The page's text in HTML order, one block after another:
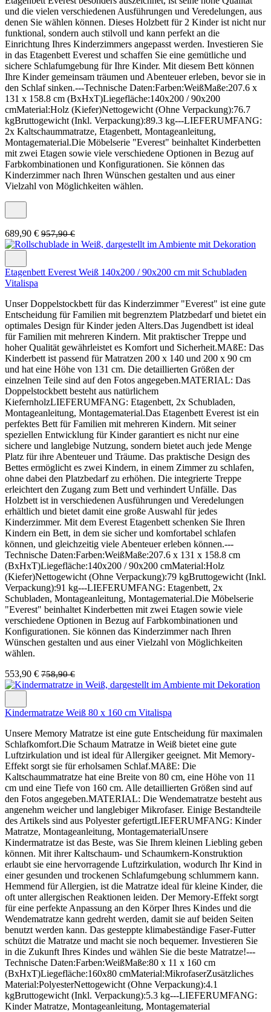
und die vielen verschiedenen Ausführungen und Veredelungen, aus
denen Sie wählen können. Dieses Holzbett für 2 Kinder ist nicht nur
funktional, sondern auch stilvoll und kann perfekt an die
Einrichtung Ihres Kinderzimmers angepasst werden. Investieren Sie
in das Etagenbett Everest und schaffen Sie eine gemütliche und
sichere Schlafumgebung für Ihre Kinder. Mit diesem Bett können
Ihre Kinder gemeinsam träumen und Abenteuer erleben, bevor sie in
den Schlaf sinken.---Technische Daten:Farben:WeißMaße:207.6 x
131 x 158.8 cm (BxHxT)Liegefläche:140x200 / 90x200
cmMaterial:Holz (Kiefer)Nettogewicht (Ohne Verpackung):76.7
kgBruttogewicht (Inkl. Verpackung):89.3 kg---LIEFERUMFANG:
2x Kaltschaummatratze, Etagenbett, Montageanleitung,
Montagematerial.Die Möbelserie "Everest" beinhaltet Kinderbetten
mit zwei Etagen sowie viele verschiedene Optionen in Bezug auf
Farbkombinationen und Konfigurationen. Sie können das
Kinderzimmer nach Ihren Wünschen gestalten und aus einer
Vielzahl von Möglichkeiten wählen.
689,90 € 957,90 €
Etagenbett Everest Weiß 140x200 / 90x200 cm mit Schubladen
Vitalispa
Unser Doppelstockbett für das Kinderzimmer "Everest" ist eine gute
Entscheidung für Familien mit begrenztem Platzbedarf und bietet ein
optimales Design für Kinder jeden Alters.Das Jugendbett ist ideal
für Familien mit mehreren Kindern. Mit praktischer Treppe und
hoher Qualität gewährleistet es Komfort und Sicherheit.MAßE: Das
Kinderbett ist passend für Matratzen 200 x 140 und 200 x 90 cm
und hat eine Höhe von 131 cm. Die detaillierten Größen der
einzelnen Teile sind auf den Fotos angegeben.MATERIAL: Das
Doppelstockbett besteht aus natürlichem
KiefernholzLIEFERUMFANG: Etagenbett, 2x Schubladen,
Montageanleitung, Montagematerial.Das Etagenbett Everest ist ein
perfektes Bett für Familien mit mehreren Kindern. Mit seiner
speziellen Entwicklung für Kinder garantiert es nicht nur eine
sichere und langlebige Nutzung, sondern bietet auch jede Menge
Platz für ihre Abenteuer und Träume. Das praktische Design des
Bettes ermöglicht es zwei Kindern, in einem Zimmer zu schlafen,
ohne dabei den Platzbedarf zu erhöhen. Die integrierte Treppe
erleichtert den Zugang zum Bett und verhindert Unfälle. Das
Holzbett ist in verschiedenen Ausführungen und Veredelungen
erhältlich und bietet damit eine große Auswahl für jedes
Kinderzimmer. Mit dem Everest Etagenbett schenken Sie Ihren
Kindern ein Bett, in dem sie sicher und komfortabel schlafen
können, und gleichzeitig viele Abenteuer erleben können.---
Technische Daten:Farben:WeißMaße:207.6 x 131 x 158.8 cm
(BxHxT)Liegefläche:140x200 / 90x200 cmMaterial:Holz
(Kiefer)Nettogewicht (Ohne Verpackung):79 kgBruttogewicht (Inkl.
Verpackung):91 kg---LIEFERUMFANG: Etagenbett, 2x
Schubladen, Montageanleitung, Montagematerial.Die Möbelserie
"Everest" beinhaltet Kinderbetten mit zwei Etagen sowie viele
verschiedene Optionen in Bezug auf Farbkombinationen und
Konfigurationen. Sie können das Kinderzimmer nach Ihren
Wünschen gestalten und aus einer Vielzahl von Möglichkeiten
wählen.
553,90 € 758,90 €
Kindermatratze Weiß 80 x 160 cm Vitalispa
Unsere Memory Matratze ist eine gute Entscheidung für maximalen
Schlafkomfort.Die Schaum Matratze in Weiß bietet eine gute
Luftzirkulation und ist ideal für Allergiker geeignet. Mit Memory-
Effekt sorgt sie für erholsamen Schlaf.MAßE: Die
Kaltschaummatratze hat eine Breite von 80 cm, eine Höhe von 11
cm und eine Tiefe von 160 cm. Alle detaillierten Größen sind auf
den Fotos angegeben.MATERIAL: Die Wendematratze besteht aus
angenehm weicher und langlebiger Mikrofaser. Einige Bestandteile
des Artikels sind aus Polyester gefertigtLIEFERUMFANG: Kinder
Matratze, Montageanleitung, MontagematerialUnsere
Kindermatratze ist das Beste, was Sie Ihrem kleinen Liebling geben
können. Mit ihrer Kaltschaum- und Schaumkern-Konstruktion
erlaubt sie eine hervorragende Luftzirkulation, wodurch Ihr Kind in
einer gesunden und trockenen Schlafumgebung schlummern kann.
Hemmend für Allergien, ist die Matratze ideal für kleine Kinder, die
oft unter allergischen Reaktionen leiden. Der Memory-Effekt sorgt
für eine perfekte Anpassung an den Körper Ihres Kindes und die
Wendematratze kann gedreht werden, damit sie auf beiden Seiten
benutzt werden kann. Das gesteppte klimabeständige Faser-Futter
schützt die Matratze und macht sie noch bequemer. Investieren Sie
in die Zukunft Ihres Kindes und wählen Sie die beste Matratze!---
Technische Daten:Farben:WeißMaße:80 x 11 x 160 cm
(BxHxT)Liegefläche:160x80 cmMaterial:MikrofaserZusätzliches
Material:PolyesterNettogewicht (Ohne Verpackung):4.1
kgBruttogewicht (Inkl. Verpackung):5.3 kg---LIEFERUMFANG:
Kinder Matratze, Montageanleitung, Montagematerial